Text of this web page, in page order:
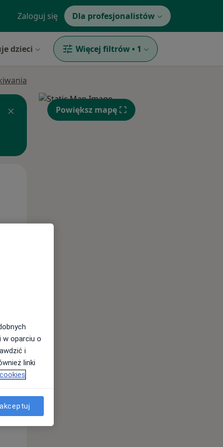
Zaloguj się Dla profesjonalistów
dzieci Więcej filtrów • 1
Śr,
12 Sie
Powiększ mapę
w oparciu o
i
linki